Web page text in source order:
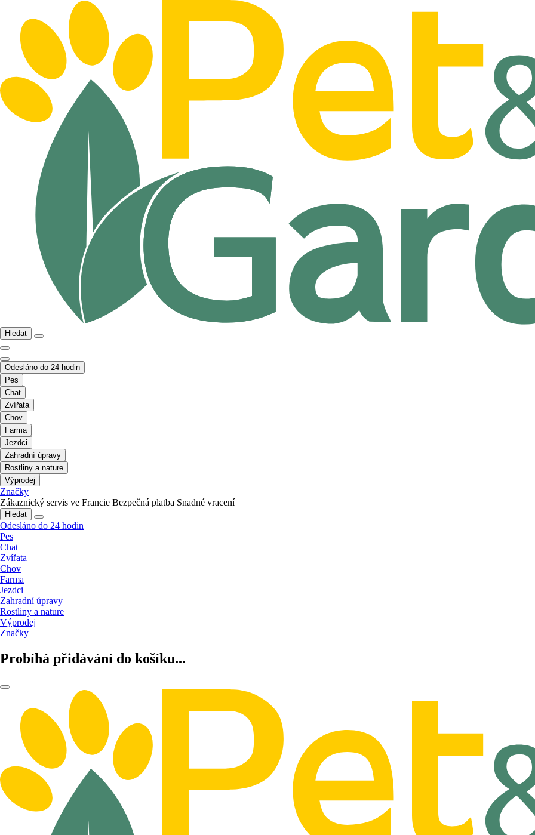
Hledat
Odesláno do 24 hodin
Pes
Chat
Zvířata
Chov
Farma
Jezdci
Zahradní úpravy
Rostliny a nature
Výprodej
Značky
Zákaznický servis ve Francie Bezpečná platba Snadné vracení
Hledat
Odesláno do 24 hodin
Pes
Chat
Zvířata
Chov
Farma
Jezdci
Zahradní úpravy
Rostliny a nature
Výprodej
Značky
Probíhá přidávání do košíku...